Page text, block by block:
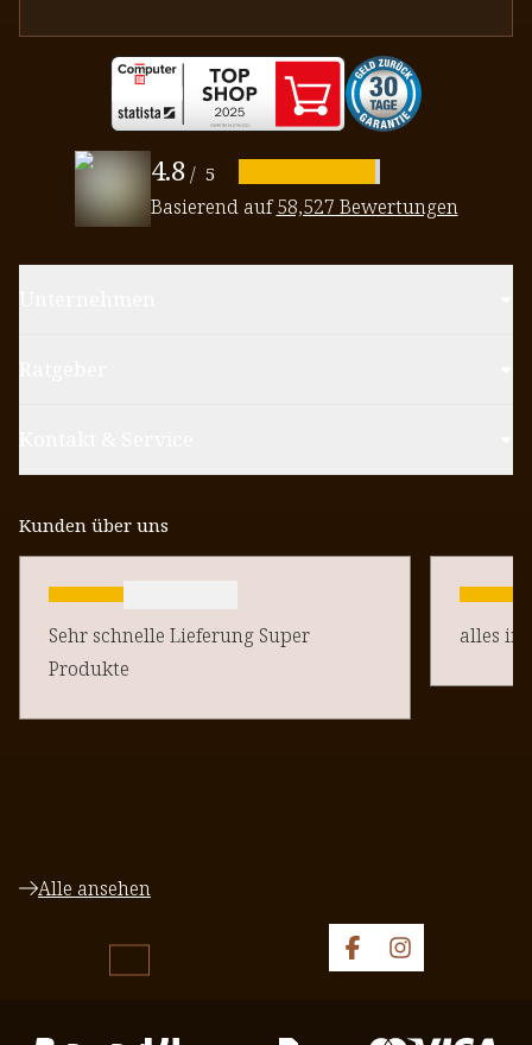
4.8 / 5
Basierend auf58,527 Bewertungen
Kunden über uns
Sehr schnelle Lieferung Super
Produkte
alles in
Alle ansehen